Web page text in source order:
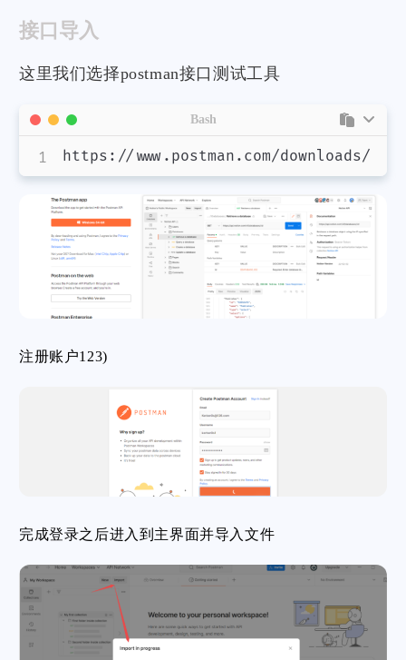
接口导入
这里我们选择postman接口测试工具
https://www.postman.com/downloads/
Bash
注册账户123)
完成登录之后进入到主界面并导入文件